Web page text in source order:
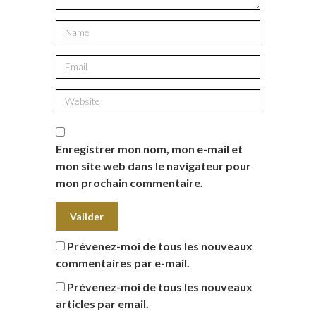
Enregistrer mon nom, mon e-mail et
mon site web dans le navigateur pour
mon prochain commentaire.
Prévenez-moi de tous les nouveaux
commentaires par e-mail.
Prévenez-moi de tous les nouveaux
articles par email.